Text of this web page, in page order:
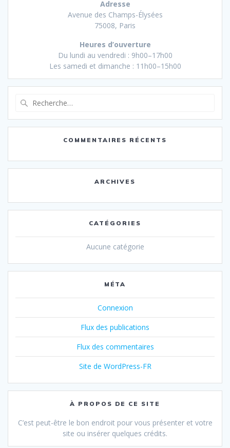
Adresse
Avenue des Champs-Élysées
75008, Paris
Heures d’ouverture
Du lundi au vendredi : 9h00–17h00
Les samedi et dimanche : 11h00–15h00
:
COMMENTAIRES RÉCENTS
ARCHIVES
CATÉGORIES
Aucune catégorie
MÉTA
Connexion
Flux des publications
Flux des commentaires
Site de WordPress-FR
À PROPOS DE CE SITE
C’est peut-être le bon endroit pour vous présenter et votre
site ou insérer quelques crédits.